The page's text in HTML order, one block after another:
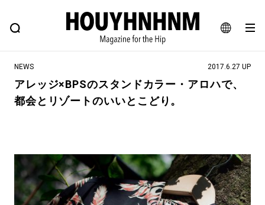
JA
EN
FEATURE BLOG SNAP
ヒップなファッション、カルチャー、ライフスタイルWEBマガジン
#NEW VINTAGE #マイナーグッド図鑑
#路地裏てぃーん。 #MONTHLY JOURNAL
NEWS 2017.6.27 UP
アレッジ×BPSのスタンドカラー・アロハで、
都会とリゾートのいいとこどり。